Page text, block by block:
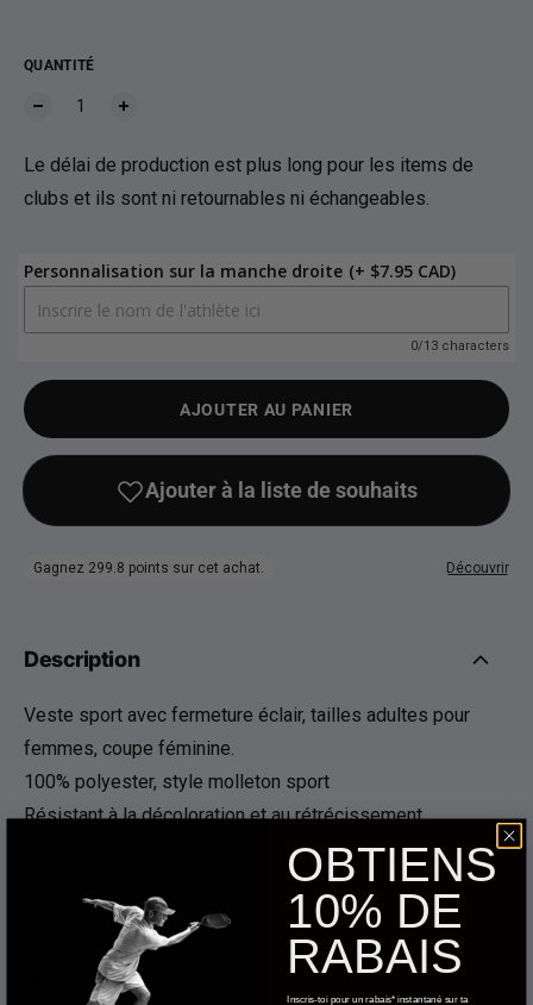
QUANTITÉ
Le délai de production est plus long pour les items de
clubs et ils sont ni retournables ni échangeables.
Personnalisation sur la manche droite (+ $7.95 CAD)
0/13 characters
AJOUTER AU PANIER
Description
Veste sport avec fermeture éclair, tailles adultes pour
femmes, coupe féminine.
100% polyester, style molleton sport
Résistant à la décoloration et au rétrécissement
Fermeture éclair intégrale au devant
Ourlet et poignets amples et modernes
Col zippé dans le même tissu
Manchette superposée dans le même tissu
OBTIENS
10% DE
RABAIS
Inscris-toi pour un rabais* instantané sur ta